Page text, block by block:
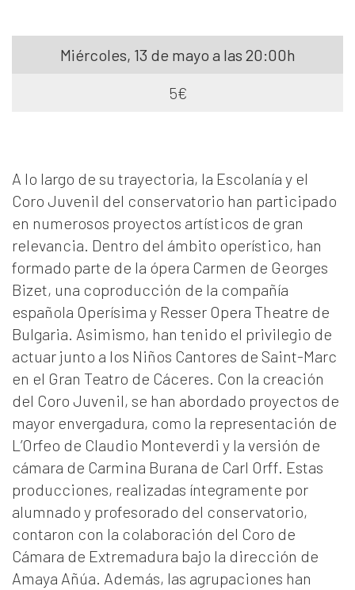
Miércoles, 13 de mayo a las 20:00h
5€
A lo largo de su trayectoria, la Escolanía y el
Coro Juvenil del conservatorio han participado
en numerosos proyectos artísticos de gran
relevancia. Dentro del ámbito operístico, han
formado parte de la ópera Carmen de Georges
Bizet, una coproducción de la compañía
española Operísima y Resser Opera Theatre de
Bulgaria. Asimismo, han tenido el privilegio de
actuar junto a los Niños Cantores de Saint-Marc
en el Gran Teatro de Cáceres. Con la creación
del Coro Juvenil, se han abordado proyectos de
mayor envergadura, como la representación de
L’Orfeo de Claudio Monteverdi y la versión de
cámara de Carmina Burana de Carl Orff. Estas
producciones, realizadas íntegramente por
alumnado y profesorado del conservatorio,
contaron con la colaboración del Coro de
Cámara de Extremadura bajo la dirección de
Amaya Añúa. Además, las agrupaciones han